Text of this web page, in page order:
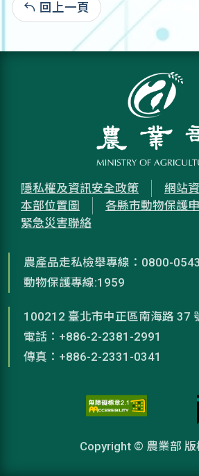
回上一頁
隱私權及資訊安全政策
網站
本部位置圖
各縣市動物保護
緊急災害聯絡
農產品走私檢舉專線：0800-
動物保護專線:1959
100212 臺北市中正區南海路 37
電話：+886-2-2381-2991
傳真：+886-2-2331-0341
Copyright © 農業部 版